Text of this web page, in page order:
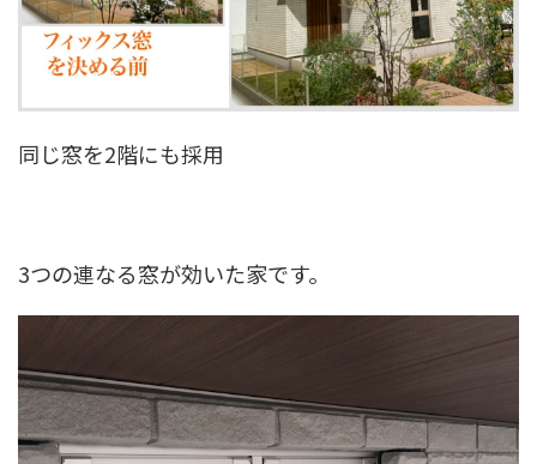
同じ窓を2階にも採用
3つの連なる窓が効いた家です。